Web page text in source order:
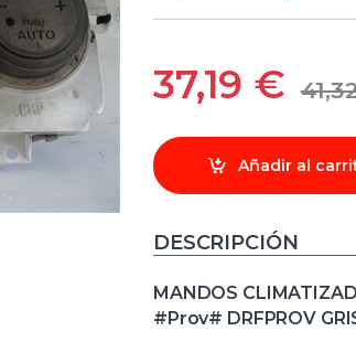
37,19 €
Añadir al
DESCRIPCIÓN
MANDOS
#Prov# DRFPROV